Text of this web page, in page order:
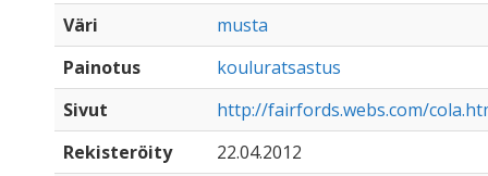
Väri
musta
Painotus
kouluratsastus
Sivut
http://fairfords.webs.com/
Rekisteröity
22.04.2012